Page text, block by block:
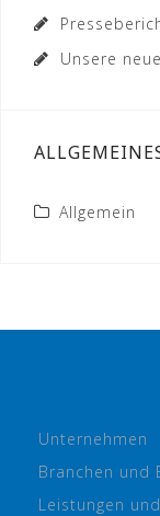
Unsere
Allgemein
Unternehmen
Branchen und
Leistungen